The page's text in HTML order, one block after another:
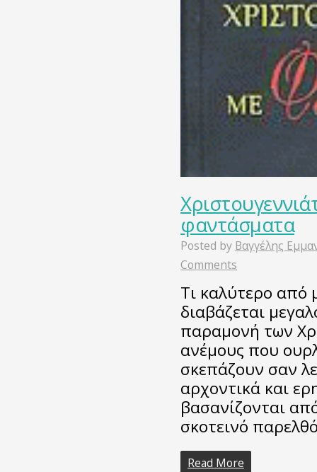
φαντάσματα
Posted by Βαγγέλης
Comments
Τι καλύτερο από
διαβάζεται
παραμονή των
ανέμους που
σκεπάζουν σαν
αρχοντικά και
βασανίζονται
σκοτεινό
Read More